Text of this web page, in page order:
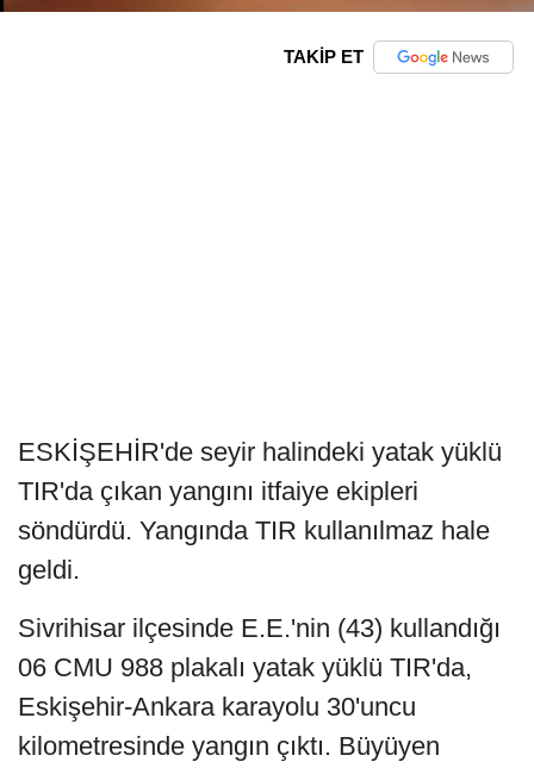
TAKİP ET
ESKİŞEHİR'de seyir halindeki yatak yüklü
TIR'da çıkan yangını itfaiye ekipleri
söndürdü. Yangında TIR kullanılmaz hale
geldi.
Sivrihisar ilçesinde E.E.'nin (43) kullandığı
06 CMU 988 plakalı yatak yüklü TIR'da,
Eskişehir-Ankara karayolu 30'uncu
kilometresinde yangın çıktı. Büyüyen